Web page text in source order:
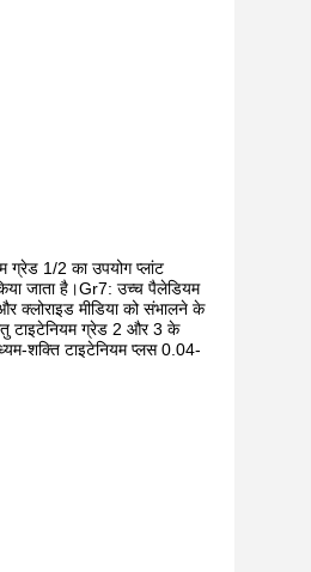
ग्रेड 1/2 का उपयोग प्लांट
जाता है।Gr7: उच्च पैलेडियम
क्लोराइड मीडिया को संभालने के
टाइटेनियम ग्रेड 2 और 3 के
शक्ति टाइटेनियम प्लस 0.04-